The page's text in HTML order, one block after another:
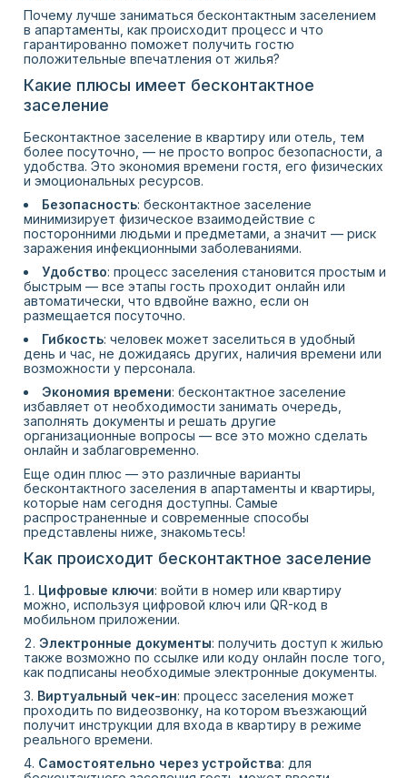
Почему лучше заниматься бесконтактным заселением
в апартаменты, как происходит процесс и что
гарантированно поможет получить гостю
положительные впечатления от жилья?
Какие плюсы имеет бесконтактное
заселение
Бесконтактное заселение в квартиру или отель, тем
более посуточно, — не просто вопрос безопасности, а
удобства. Это экономия времени гостя, его физических
и эмоциональных ресурсов.
Безопасность: бесконтактное заселение
минимизирует физическое взаимодействие с
посторонними людьми и предметами, а значит — риск
заражения инфекционными заболеваниями.
Удобство: процесс заселения становится простым и
быстрым — все этапы гость проходит онлайн или
автоматически, что вдвойне важно, если он
размещается посуточно.
Гибкость: человек может заселиться в удобный
день и час, не дожидаясь других, наличия времени или
возможности у персонала.
Экономия времени: бесконтактное заселение
избавляет от необходимости занимать очередь,
заполнять документы и решать другие
организационные вопросы — все это можно сделать
онлайн и заблаговременно.
Еще один плюс — это различные варианты
бесконтактного заселения в апартаменты и квартиры,
которые нам сегодня доступны. Самые
распространенные и современные способы
представлены ниже, знакомьтесь!
Как происходит бесконтактное заселение
Цифровые ключи: войти в номер или квартиру
можно, используя цифровой ключ или QR-код в
мобильном приложении.
Электронные документы: получить доступ к жилью
также возможно по ссылке или коду онлайн после того,
как подписаны необходимые электронные документы.
Виртуальный чек-ин: процесс заселения может
проходить по видеозвонку, на котором въезжающий
получит инструкции для входа в квартиру в режиме
реального времени.
Самостоятельно через устройства: для